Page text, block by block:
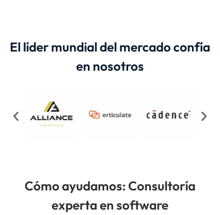
El líder mundial del mercado confía
en nosotros
Cómo ayudamos: Consultoría
experta en software